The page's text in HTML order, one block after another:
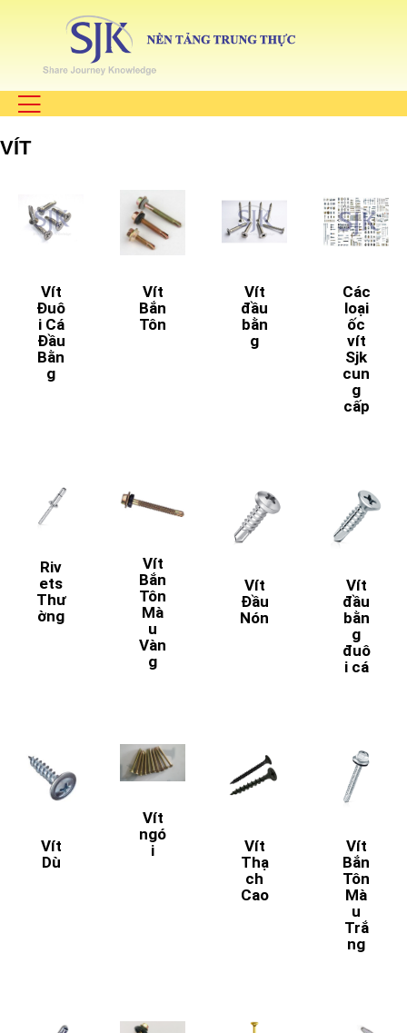
VÍT
Vít
Đuô
i Cá
Đầu
Bằn
g
Vít
Bắn
Tôn
Vít
đầu
bằn
g
Các
loại
ốc
vít
Sjk
cun
g
cấp
Riv
ets
Thư
ờng
Vít
Bắn
Tôn
Mà
u
Vàn
g
Vít
Đầu
Nón
Vít
đầu
bằn
g
đuô
i cá
Vít
Dù
Vít
ngó
i
Vít
Thạ
ch
Cao
Vít
Bắn
Tôn
Mà
u
Trắ
ng